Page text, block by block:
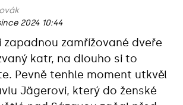
2024 10:44
zapadnou zamřížované dveře
katr, na dlouho si to
Pevně tenhle moment utkvěl
Jägerovi, který do ženské